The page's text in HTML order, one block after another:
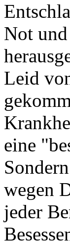
Not
Leid
eine
wegen
jeder